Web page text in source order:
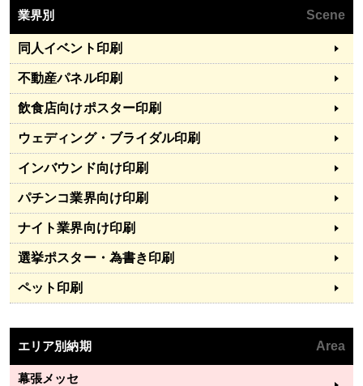
業界別 Scene
同人イベント印刷
不動産パネル印刷
飲食店向けポスター印刷
ウェディング・ブライダル印刷
インバウンド向け印刷
パチンコ業界向け印刷
ナイト業界向け印刷
選挙ポスター・為書き印刷
ペット印刷
エリア別納期 Area
幕張メッセ